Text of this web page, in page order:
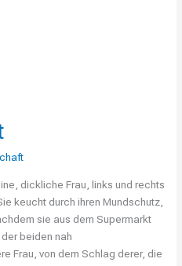
dickliche Frau, links und rechts
keucht durch ihren Mundschutz,
sie aus dem Supermarkt
beiden nah
Frau, von dem Schlag derer, die